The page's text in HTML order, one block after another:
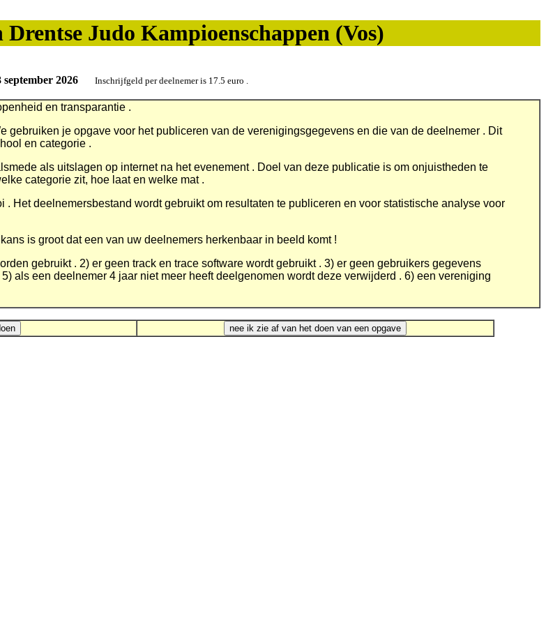
Judo Kampioenschappen (Vos)
2026 Inschrijfgeld per deelnemer is 17.5 euro .
en transparantie .
je opgave voor het publiceren van de verenigingsgegevens en die van de deelnemer . Dit
en categorie .
als uitslagen op internet na het evenement . Doel van deze publicatie is om onjuistheden te
categorie zit, hoe laat en welke mat .
Het deelnemersbestand wordt gebruikt om resultaten te publiceren en voor statistische analyse voor
is groot dat een van uw deelnemers herkenbaar in beeld komt !
gebruikt . 2) er geen track en trace software wordt gebruikt . 3) er geen gebruikers gegevens
als een deelnemer 4 jaar niet meer heeft deelgenomen wordt deze verwijderd . 6) een vereniging